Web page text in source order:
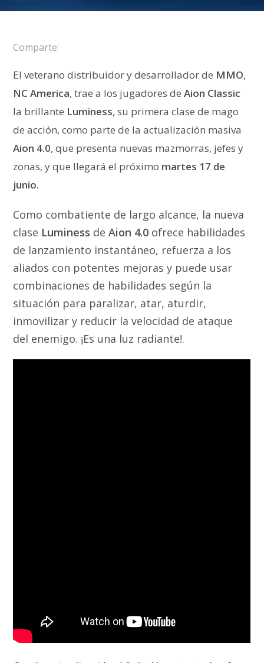
Comparte:
El veterano distribuidor y desarrollador de MMO,
NCAmerica, trae a los jugadores deAion Classic
la brillante Luminess, su primera clase de mago
de acción, como parte de la actualización masiva
Aion 4.0, que presenta nuevas mazmorras, jefes y
zonas, y que llegará el próximo martes 17 de
junio.
Como combatiente de largo alcance, la nueva
clase Luminess deAion 4.0 ofrece habilidades
de lanzamiento instantáneo, refuerza a los
aliados con potentes mejoras y puede usar
combinaciones de habilidades según la
situación para paralizar, atar, aturdir,
inmovilizar y reducir la velocidad de ataque
del enemigo. ¡Es una luz radiante!.